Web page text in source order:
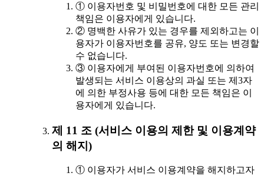
① 이용자번호 및 비밀번호에 대한 모든 관리
책임은 이용자에게 있습니다.
② 명백한 사유가 있는 경우를 제외하고는 이
용자가 이용자번호를 공유, 양도 또는 변경할
수 없습니다.
③ 이용자에게 부여된 이용자번호에 의하여
발생되는 서비스 이용상의 과실 또는 제3자
에 의한 부정사용 등에 대한 모든 책임은 이
용자에게 있습니다.
제 11 조 (서비스 이용의 제한 및 이용계약
의 해지)
① 이용자가 서비스 이용계약을 해지하고자